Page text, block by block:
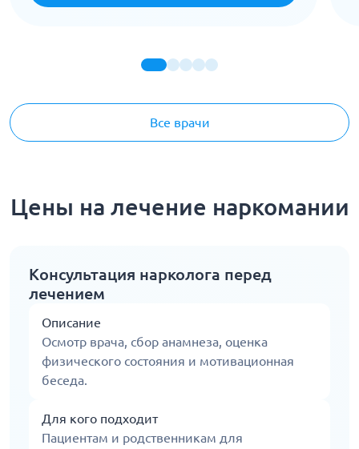
Все врачи
Цены на лечение наркомании
Консультация нарколога перед
лечением
Описание
Осмотр врача, сбор анамнеза, оценка
физического состояния и мотивационная
беседа.
Для кого подходит
Пациентам и родственникам для